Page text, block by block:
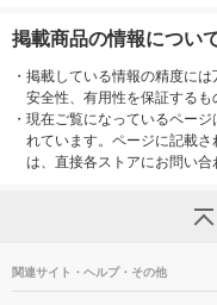
掲載商品の情報につい
・ 掲載している情報の精度には
安全性、有用性を保証するも
・ 現在ご覧になっているペー
れています。ページに記載
は、直接各ストアにお問い合
関連サイト・ヘルプ・その他